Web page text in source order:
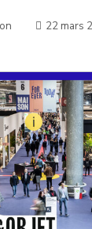
22 mars